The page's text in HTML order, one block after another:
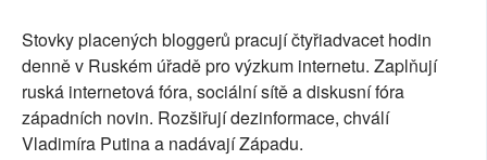
Stovky placených bloggerů pracují čtyřiadvacet hodin
denně v Ruském úřadě pro výzkum internetu. Zaplňují
ruská internetová fóra, sociální sítě a diskusní fóra
západních novin. Rozšiřují dezinformace, chválí
Vladimíra Putina a nadávají Západu.